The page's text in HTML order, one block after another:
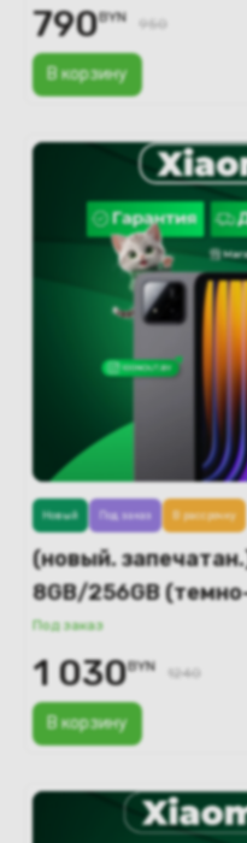
В корзину
790BYN 950
(новый.
8GB/256GB
Под заказ
В корзину
Новый Под заказ В рассрочку
1 030BYN 1240